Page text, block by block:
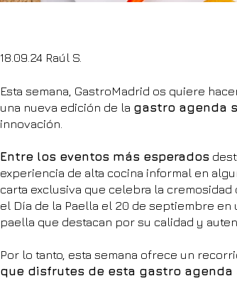
18.09.24 Raúl S.
Esta semana, GastroMadrid os quiere
una nueva edición de la gastro agenda
innovación.
Entre los eventos más esperados
experiencia de alta cocina informal en
carta exclusiva que celebra la
el Día de la Paella el 20 de septiembre
paella que destacan por su calidad y
Por lo tanto, esta semana ofrece un
que disfrutes de esta gastro agenda